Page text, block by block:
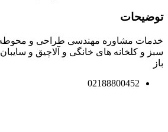
مشاوره مهندسی طراحی و محوطه
و کلخانه های خانگی و آلاچیق و
02188800452